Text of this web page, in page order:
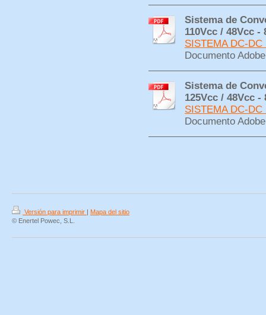
Sistema de
110Vcc / 48Vcc -
SISTEMA DC-
Documento
Sistema de
125Vcc / 48Vcc -
SISTEMA DC-
Documento
Versión para imprimir
Mapa del sitio
© Enertel Powec, S.L.